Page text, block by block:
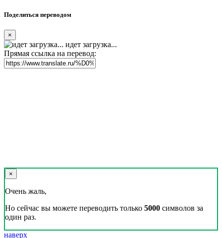
Поделиться переводом
×
идет загрузка...
Прямая ссылка на перевод:
×
Очень жаль,
Но сейчас вы можете переводить только 5000 символов за
один раз.
наверх